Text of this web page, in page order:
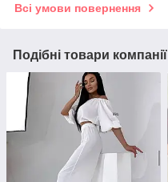
Всі умови повернення
Подібні товари компанії